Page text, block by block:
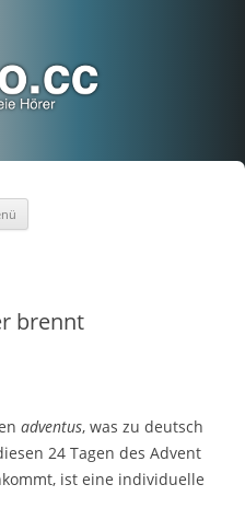
brennt
adventus, was zu deutsch
24 Tagen des Advent
ist eine individuelle